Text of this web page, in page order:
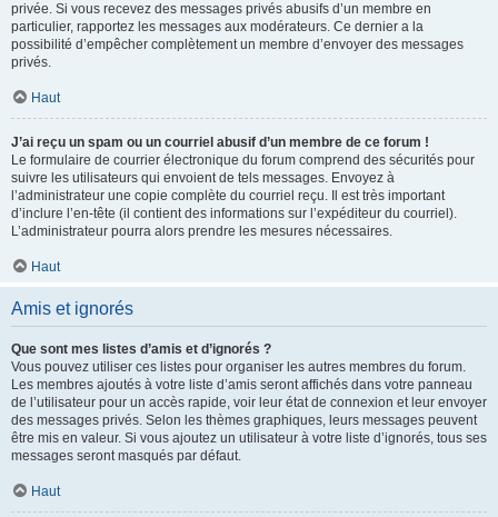
privée. Si vous recevez des messages privés abusifs d’un membre en
particulier, rapportez les messages aux modérateurs. Ce dernier a la
possibilité d’empêcher complètement un membre d’envoyer des messages
privés.
Haut
J’ai reçu un spam ou un courriel abusif d’un membre de ce forum !
Le formulaire de courrier électronique du forum comprend des sécurités pour
suivre les utilisateurs qui envoient de tels messages. Envoyez à
l’administrateur une copie complète du courriel reçu. Il est très important
d’inclure l’en-tête (il contient des informations sur l’expéditeur du courriel).
L’administrateur pourra alors prendre les mesures nécessaires.
Haut
Amis et ignorés
Que sont mes listes d’amis et d’ignorés ?
Vous pouvez utiliser ces listes pour organiser les autres membres du forum.
Les membres ajoutés à votre liste d’amis seront affichés dans votre panneau
de l’utilisateur pour un accès rapide, voir leur état de connexion et leur envoyer
des messages privés. Selon les thèmes graphiques, leurs messages peuvent
être mis en valeur. Si vous ajoutez un utilisateur à votre liste d’ignorés, tous ses
messages seront masqués par défaut.
Haut